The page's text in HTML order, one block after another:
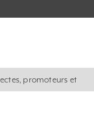
promoteurs et